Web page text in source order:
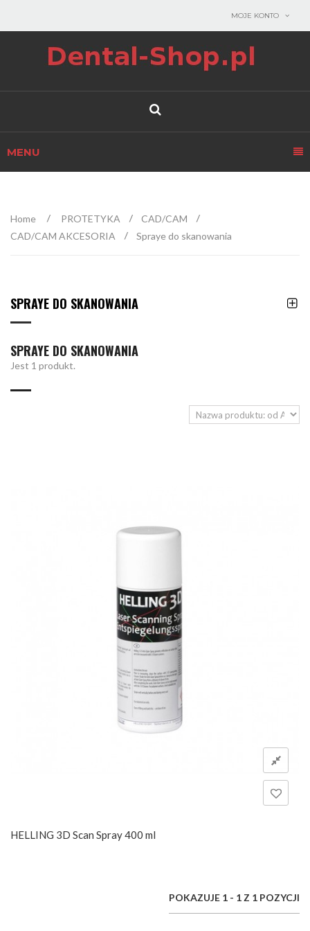
MOJE KONTO
MENU
Home PROTETYKA
CAD/CAM
CAD/CAM AKCESORIA
Spraye do skanowania
SPRAYE DO SKANOWANIA
SPRAYE DO SKANOWANIA
Jest 1 produkt.
HELLING 3D Scan Spray 400 ml
POKAZUJE 1 - 1 Z 1 POZYCJI